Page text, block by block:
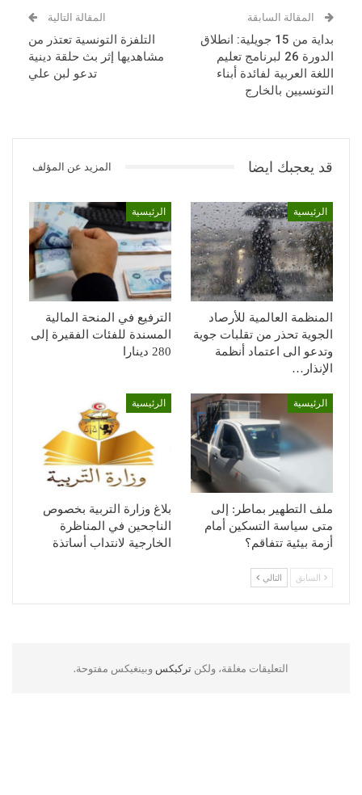
المقالة السابقة
بداية من 15 جويلية: انطلاق
الدورة 26 لبرنامج تعليم
اللغة العربية لفائدة أبناء
التونسيين بالخارج
المقالة التالية
التلفزة التونسية تعتذر من
مشاهديها إثر بث حلقة دينية
تدعو لبن علي
قد يعجبك ايضا المزيد عن المؤلف
الرئيسية
المنظمة العالمية للأرصاد
الجوية تحذر من تقلبات جوية
وتدعو الى اعتماد أنظمة
الإنذار…
الرئيسية
الترفيع في المنحة المالية
المسندة للفئات الفقيرة إلى
280 دينارا
الرئيسية
ملف التطهير بماطر: إلى
متى سياسة التسكين أمام
أزمة بيئية تتفاقم؟
الرئيسية
بلاغ وزارة التربية بخصوص
الناجحين في المناظرة
الخارجية لانتداب أساتذة
السابق التالي
التعليقات مغلقة، ولكن تركبكس وبينغبكس مفتوحة.